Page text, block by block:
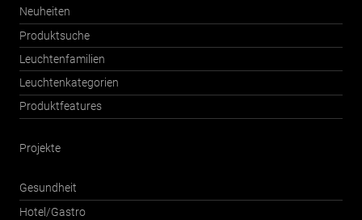
Neuheiten
Produktsuche
Leuchtenfamilien
Leuchtenkategorien
Produktfeatures
Projekte
Gesundheit
Hotel/Gastro